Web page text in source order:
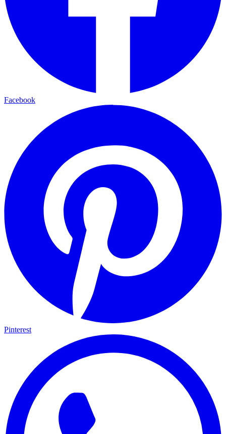
Facebook
Pinterest